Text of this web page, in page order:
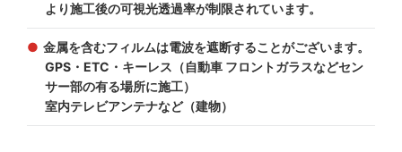
より施工後の可視光透過率が制限されています。
金属を含むフィルムは電波を遮断することがございます。
GPS・ETC・キーレス（自動車 フロントガラスなどセン
サー部の有る場所に施工）
室内テレビアンテナなど（建物）